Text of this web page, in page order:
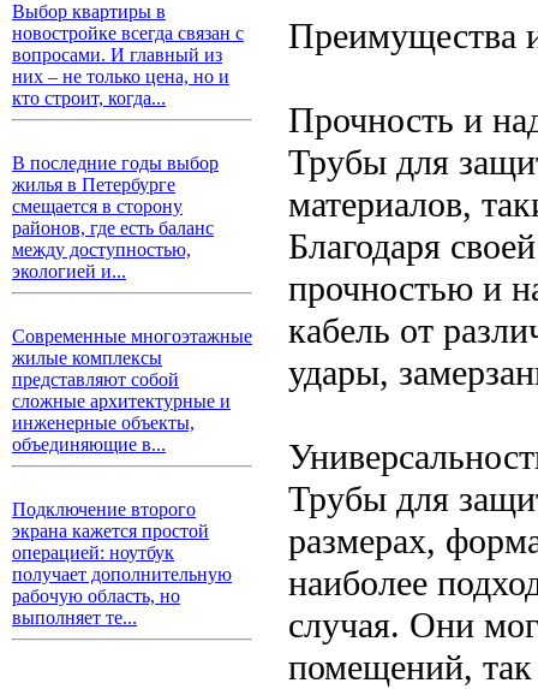
Выбор квартиры в
новостройке всегда связан с
вопросами. И главный из
них – не только цена, но и
кто строит, когда...
В последние годы выбор
жилья в Петербурге
смещается в сторону
районов, где есть баланс
между доступностью,
экологией и...
Современные многоэтажные
жилые комплексы
представляют собой
сложные архитектурные и
инженерные объекты,
объединяющие в...
Подключение второго
экрана кажется простой
операцией: ноутбук
получает дополнительную
рабочую область, но
выполняет те...
Преимущества
Прочность и
Трубы для
материалов,
Благодаря
прочностью и
кабель от
удары,
Трубы для
размерах,
наиболее
случая. Они
помещений,